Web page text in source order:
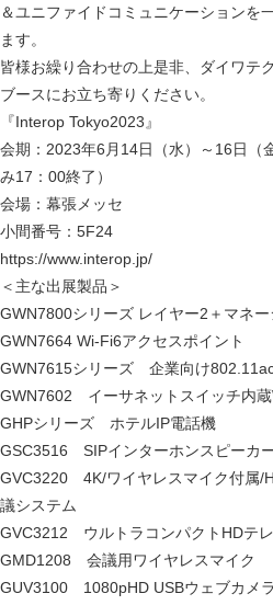
＆ユニファイドコミュニケーションを
ます。
皆様お繰り合わせの上是非、ダイワテ
ブースにお立ち寄りください。
『Interop Tokyo2023』
会期：2023年6月14日（水）～16日（
み17：00終了）
会場：幕張メッセ
小間番号：5F24
https://www.interop.jp/
＜主な出展製品＞
GWN7800シリーズ レイヤー2＋マネ
GWN7664 Wi-Fi6アクセスポイント
GWN7615シリーズ 企業向け
GWN7602 イーサネットスイッチ内蔵
GHPシリーズ ホテルIP電話機
GSC3516 SIPインターホンスピーカ
GVC3220 4K/ワイヤレスマイク付属/
議システム
GVC3212 ウルトラコンパクトHDテ
GMD1208 会議用ワイヤレスマイク
GUV3100 1080pHD USBウェブカメラ